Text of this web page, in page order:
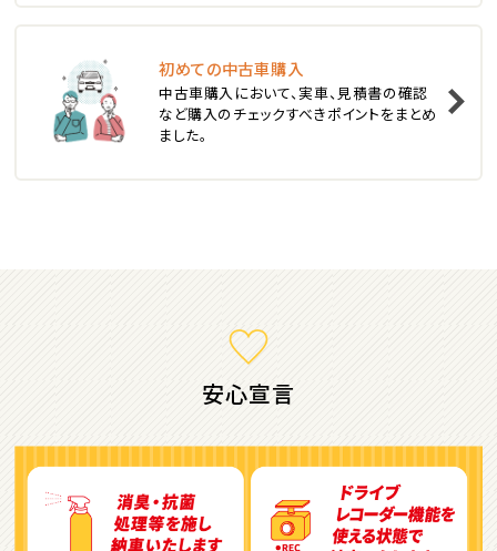
3位
トヨタ
カローラフィールダー
2
アルファード
初めての中古車購入
中古車購入において、実車、見積書の確認
など購入のチェックすべきポイントをまとめ
ました。
安心宣言